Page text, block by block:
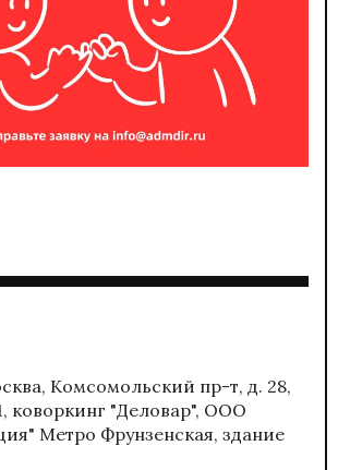
Комсомольский пр-т, д. 28,
коворкинг "Деловар", ООО
Метро Фрунзенская, здание